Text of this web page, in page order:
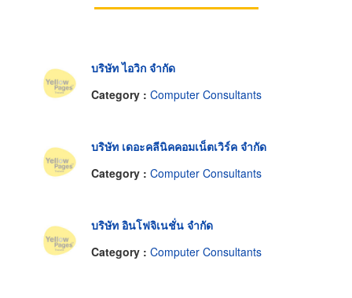
บริษัท ไอวิก จำกัด
Category : Computer Consultants
บริษัท เดอะคลีนิคคอมเน็ตเวิร์ค จำกัด
Category : Computer Consultants
บริษัท อินโฟจิเนชั่น จำกัด
Category : Computer Consultants